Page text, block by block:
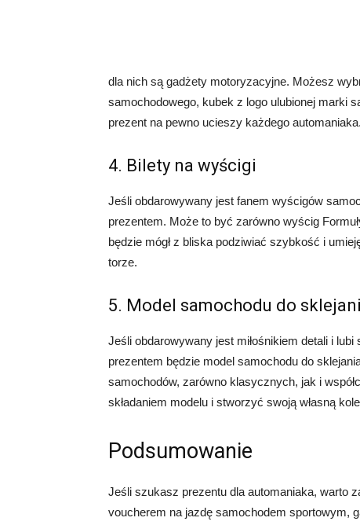
dla nich są gadżety motoryzacyjne. Możesz
samochodowego, kubek z logo ulubionej marki
prezent na pewno ucieszy każdego automaniaka.
4. Bilety na wyścigi
Jeśli obdarowywany jest fanem wyścigów
prezentem. Może to być zarówno wyścig
będzie mógł z bliska podziwiać szybkość i
torze.
5. Model samochodu do
Jeśli obdarowywany jest miłośnikiem detali i
prezentem będzie model samochodu do
samochodów, zarówno klasycznych, jak i
składaniem modelu i stworzyć swoją własną
Podsumowanie
Jeśli szukasz prezentu dla automaniaka, warto
voucherem na jazdę samochodem sportowym,